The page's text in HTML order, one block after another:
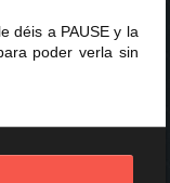
déis a PAUSE y la
poder verla sin